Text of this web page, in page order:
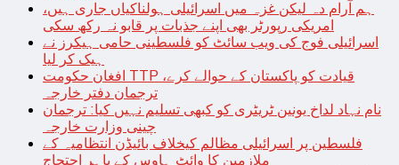
ہم آرام دہ لیکن غزہ میں اسرائیلی ہولناکیاں جاری ہیں،
امریکی رپورٹر بھی اپنے جذبات پر قابو نہ رکھ سکی
اسرائیلی فوج کی ویب سائٹ کو فلسطینی حامی ہیکرز نے
ہیک کر لیا
افغان حکومت TTP قیادت کو پاکستان کے حوالے کرے،
ترجمان دفتر خارجہ
نام نہاد لداخ یونین ٹریٹری کو کبھی تسلیم نہیں کیا: ترجمان
چینی وزارت خارجہ
فلسطین پر اسرائیلی مظالم کیخلاف بائیڈن انتظامیہ کے
ملازمین کا وائٹ ہاوس کے باہر احتجاج